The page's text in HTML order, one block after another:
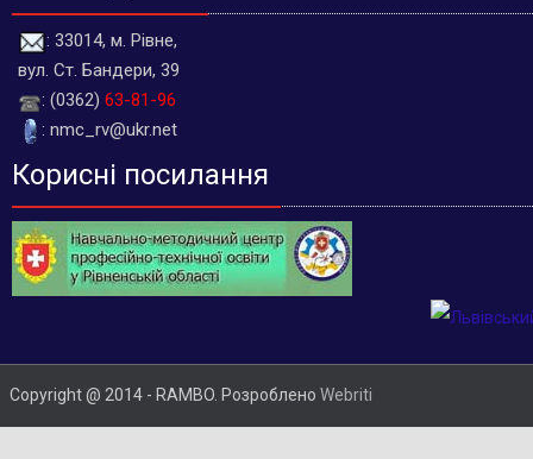
: 33014, м. Рівне,
вул. Ст. Бандери, 39
: (0362) 63-81-96
: nmc_rv@ukr.net
Корисні посилання
Copyright @ 2014 - RAMBO. Розроблено Webriti